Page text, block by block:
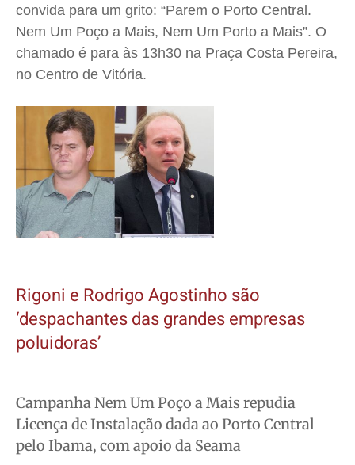
convida para um grito: “Parem o Porto Central.
Nem Um Poço a Mais, Nem Um Porto a Mais”. O
chamado é para às 13h30 na Praça Costa Pereira,
no Centro de Vitória.
Rigoni e Rodrigo Agostinho são
‘despachantes das grandes empresas
poluidoras’
Campanha Nem Um Poço a Mais repudia
Licença de Instalação dada ao Porto Central
pelo Ibama, com apoio da Seama